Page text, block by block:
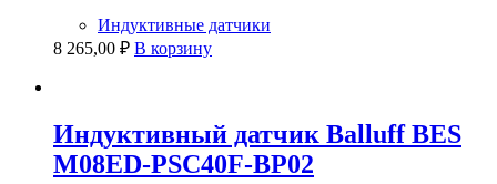
Индуктивные датчики
8 265,00 ₽ В корзину
Индуктивный датчик Balluff BES
M08ED-PSC40F-BP02